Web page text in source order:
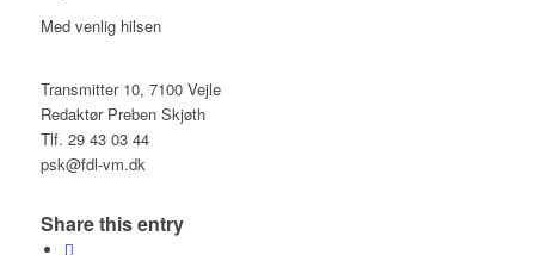
Med venlig hilsen
Transmitter 10, 7100 Vejle
Redaktør Preben Skjøth
Tlf. 29 43 03 44
psk@fdl-vm.dk
Share this entry